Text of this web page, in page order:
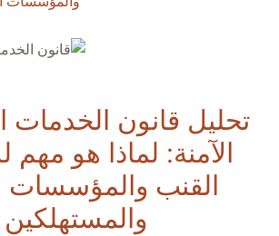
تحليل قانون الخدمات
الآمنة: لماذا هو
القنب والمؤسسات
والمستهلكين